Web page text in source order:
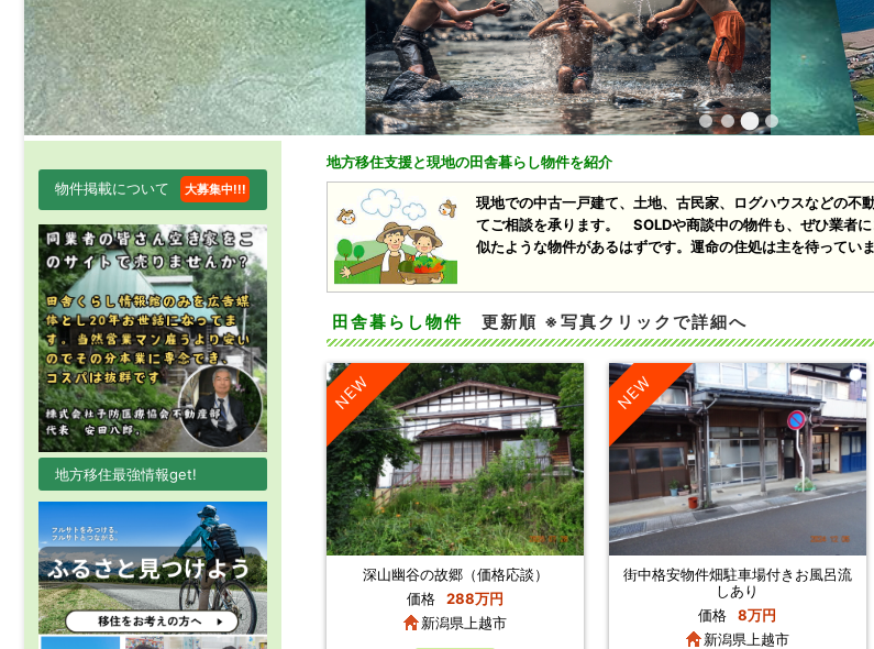
地方移住支援と現地の田舎暮らし物件を紹介
現地での中古一戸建て、土地、古民家、ログハウスなどの不
てご相談を承ります。 SOLDや商談中の物件も、ぜひ業者に
似たような物件があるはずです。運命の住処は主を待っていま
田舎暮らし物件 更新順 ※写真クリックで詳細へ
深山幽谷の故郷（価格応談）
価格
288万円
NEW
新潟県上越市
街中格安物件畑駐車場付きお風呂流
しあり
価格
8万円
NEW
新潟県上越市
物件掲載について 大募集中!!!
地方移住最強情報get!